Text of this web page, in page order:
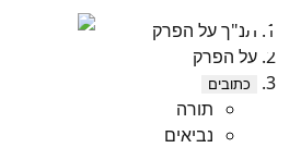
תנ"ך על הפרק
על הפרק
כתובים
תורה
נביאים